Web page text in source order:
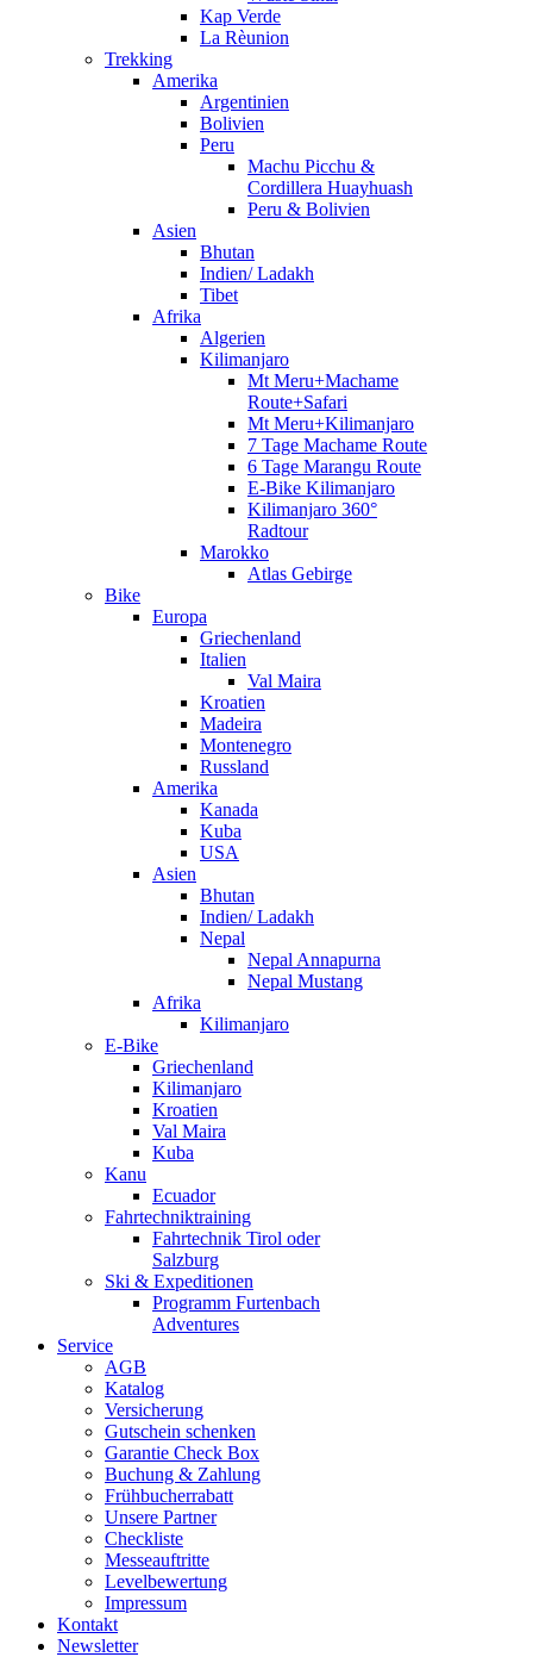
Kap Verde
La Rèunion
Trekking
Amerika
Argentinien
Bolivien
Peru
Machu Picchu &
Cordillera Huayhuash
Peru & Bolivien
Asien
Bhutan
Indien/ Ladakh
Tibet
Afrika
Algerien
Kilimanjaro
Mt Meru+Machame
Route+Safari
Mt Meru+Kilimanjaro
7 Tage Machame Route
6 Tage Marangu Route
E-Bike Kilimanjaro
Kilimanjaro 360°
Radtour
Marokko
Atlas Gebirge
Bike
Europa
Griechenland
Italien
Val Maira
Kroatien
Madeira
Montenegro
Russland
Amerika
Kanada
Kuba
USA
Asien
Bhutan
Indien/ Ladakh
Nepal
Nepal Annapurna
Nepal Mustang
Afrika
Kilimanjaro
E-Bike
Griechenland
Kilimanjaro
Kroatien
Val Maira
Kuba
Kanu
Ecuador
Fahrtechniktraining
Fahrtechnik Tirol oder
Salzburg
Ski & Expeditionen
Programm Furtenbach
Adventures
Service
AGB
Katalog
Versicherung
Gutschein schenken
Garantie Check Box
Buchung & Zahlung
Frühbucherrabatt
Unsere Partner
Checkliste
Messeauftritte
Levelbewertung
Impressum
Kontakt
Newsletter